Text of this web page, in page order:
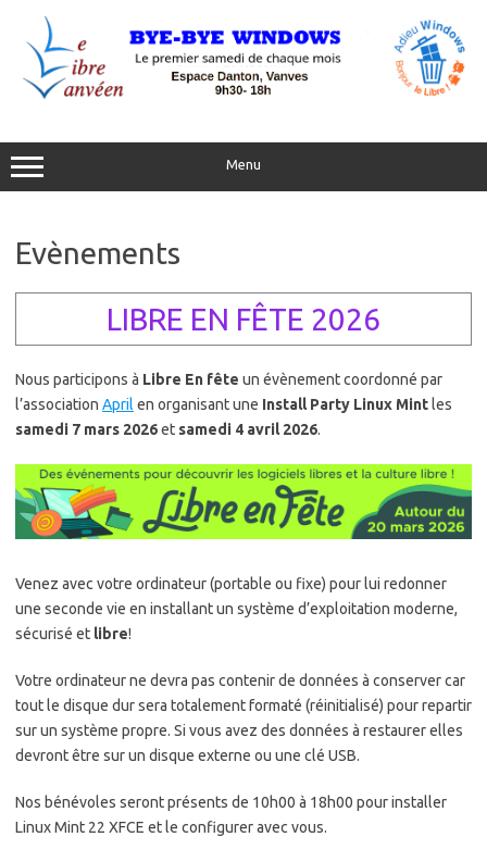
contenu
Menu
Evènements
LIBRE EN FÊTE 2026
Nous participons à Libre En fête un évènement coordonné par
l’association April en organisant une Install Party Linux Mint les
samedi 7 mars 2026et samedi 4 avril 2026.
Venez avec votre ordinateur (portable ou fixe) pour lui redonner
une seconde vie en installant un système d’exploitation moderne,
sécurisé et libre!
Votre ordinateur ne devra pas contenir de données à conserver car
tout le disque dur sera totalement formaté (réinitialisé) pour repartir
sur un système propre. Si vous avez des données à restaurer elles
devront être sur un disque externe ou une clé USB.
Nos bénévoles seront présents de 10h00 à 18h00 pour installer
Linux Mint 22 XFCE et le configurer avec vous.